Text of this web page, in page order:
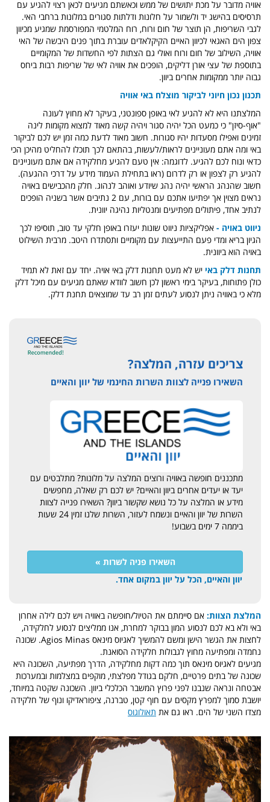
אוויה מדובר על מכת יתושים של ממש וכאשתם מגיעים לכאן רצוי להגיע עם
תרסיסים בהישג יד ולשמור על חלונות ודלתות סגורים במלונות ברחבי האי.
לגבי השריפות, הן תוצר של חום ורוח, רוח המלטמי המפורסמת שמגיע מכיוון
צפון הים האגאי לכיוון האיים הקיקלאדים עוברת בתוך פנים היבשה של האי
אוויה, השילוב של חום ורוח ואולי גם הצתות לפי החשדות של המקומיים
בתוספת של עצי אורן דליקים, הופכים את אוויה לאי של שריפות רבות ביחס
גבוה יותר ממקומות אחרים ביוון.
תכנון נכון חיוני לביקור מוצלח באי אוויה
המלצתנו היא לא להגיע לאי באופן ספונטני, בעיקר לא מחוץ לעונה
"אוף-סיזן" כי כמעט הכל יהיה סגור ויהיה קשה מאוד למצוא מקומות לינה
זמינים ואפילו מסעדות יהיו סגורות. חשוב מאוד לדעת כמה זמן יש לכם לביקור
באי ומה אתם מעוניינים לראות/לעשות, בהתאם לכך תוכלו להחליט מהיכן הכי
כדאי ונוח לכם להגיע. לדוגמה: אין טעם להגיע מחלקידה אם אתם מעוניינים
להגיע רק לצפון או רק לדרום (ראו בתחילת העמוד מידע על דרכי ההגעה).
חשוב שהנהג הראשי יהיה נהג שיודע ואוהב לנהוג. חלק מהכבישים באויה
נראים מצוין אך יפתיעו אתכם עם בורות, עם 2 נתיבים אשר בשניה הופכים
לנתיב אחד, פיתולים מפתיעים ומנטליות נהיגה יוונית.
ניווט באויה - אפליקציות ניווט שונות יעזרו באופן חלקי עד טוב, תוסיפו לכך
הגיון בריא ומדי פעם התייעצות עם מקומיים ותסתדרו היטב. מרבית השילוט
באויה הוא ביוונית.
תחנות דלק באי יש לא מעט תחנות דלק באי אויה. יחד עם זאת לא תמיד
כולן פתוחות, בעיקר בימי ראשון לכן חשוב לוודא שאתם מגיעים עם מיכל דלק
מלא כי באוויה ניתן לנסוע לעתים זמן רב עד שמוצאים תחנת דלק.
צריכים עזרה, המלצה?
השאירו פנייה לצוות השרות החינמי של יוון והאיים
מתכננים חופשה באוויה ורוצים המלצה על מלונות? מתלבטים עם
יעד או יעדים אחרים ביוון והאיים? יש לכם רק שאלה, מחפשים
מידע או המלצה על כל נושא שקשור ביוון? השאירו פנייה לצוות
השרות של יוון והאיים ונשמח לעזור, השרות שלנו זמין 24 שעות
ביממה 7 ימים בשבוע!
השאירו פניה לשרות »
יוון והאיים, הכל על יוון במקום אחד.
המלצת הצוות: אם סיימתם את הטיול/חופשה באוויה ויש לכם לילה אחרון
באי ולא בא לכם לנסוע המון בבוקר למחרת, אנו ממליצים לנסוע לחלקידה,
לחצות את הגשר הישן ומשם להמשיך לאגיוס מינאס Agios Minas. שכונה
נחמדה ומפתיעה מחוץ לגבולות חלקידה הסואנת.
מגיעים לאגיוס מינאס תוך כמה דקות מחלקידה, הדרך מפתיעה, השכונה היא
שכונה של בתים פרטיים, חלקם בגודל מפלצתי, מוקפים במצלמות ובמערכות
אבטחה ונראה שנבנו לפני פרוץ המשבר הכלכלי ביוון. השכונה שקטה במיוחד,
יושבת סמוך למפרץ מקסים עם חוף קטן, טברנה, ציפוראדיקו ונוף של חלקידה
מצדו השני של הים. ראו גם את תאולוגוס